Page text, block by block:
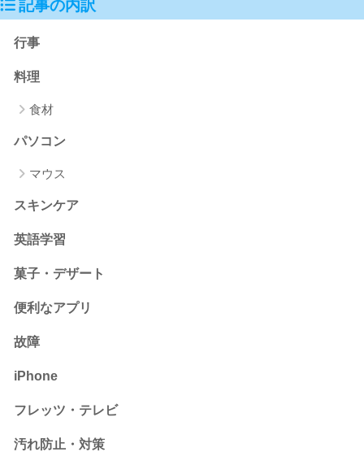
記事の内訳
行事
料理
食材
パソコン
マウス
スキンケア
英語学習
菓子・デザート
便利なアプリ
故障
iPhone
フレッツ・テレビ
汚れ防止・対策